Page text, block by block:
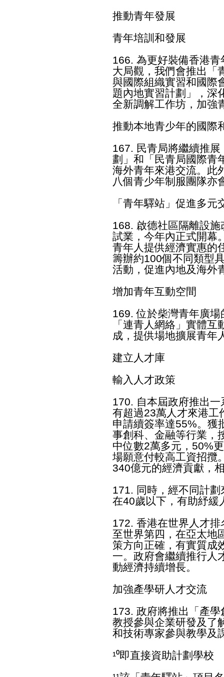
推動青年發展
青年培訓和發展
166. 為更好裝備香港
大局觀，我們會推出「
與國際組織實習和國際
題內地實習計劃」，深
全新調解工作坊，加強
推動本地青少年的國際
167. 民青局將繼續推
劃」和「民青局國際青
海外青年來港交流。此
八個青少年制服團隊亦
「青年驛站」促進多元
168. 啟德社區隔離設施
試業，今年內正式開幕
青年人提供經濟實惠的
籌辦約100個不同類型
活動，促進內地及海外
增加青年互動空間
169. 位於柴灣青年廣
「連青人網絡」實體
成，提供場地擴展青年
建立人才庫
輸入人才政策
170. 自本屆政府推出
有超過23萬人才來港工
申請續簽率達55%。獲
事創科、金融等行業，
中位數2萬多元，50%
場願意付較高工資招攬
340億元的經濟貢獻，
171. 同時，經不同計
在40歲以下，有助紓緩
172. 香港在世界人才
至世界第四，在亞太地
策方向正確，有實質成
一。政府會繼續推行人
動經濟持續增長。
加強產學研人才交流
173. 政府將推出「產
教授參與企業研發及了
和技術專家參與教學及
¹⁰即直接資助計劃學校